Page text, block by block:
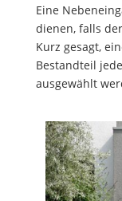
Eine
dienen, falls
Kurz gesagt,
Bestandteil
ausgewählt